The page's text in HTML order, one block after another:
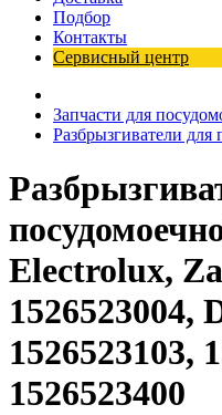
Подбор
Контакты
Сервисный центр
Запчасти для
Разбрызгиватели
Electrolux,
1526523004,
1526523103,
1526523400